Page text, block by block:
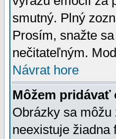
smutný. Plný
Prosím, snažte
nečitateľným.
Návrat hore
Môžem pridávať
Obrázky sa
neexistuje žiadna